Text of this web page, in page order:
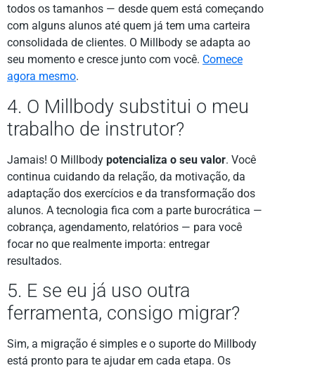
todos os tamanhos — desde quem está começando
com alguns alunos até quem já tem uma carteira
consolidada de clientes. O Millbody se adapta ao
seu momento e cresce junto com você. Comece
agora mesmo.
4. O Millbody substitui o meu
trabalho de instrutor?
Jamais! O Millbody potencializa o seu valor. Você
continua cuidando da relação, da motivação, da
adaptação dos exercícios e da transformação dos
alunos. A tecnologia fica com a parte burocrática —
cobrança, agendamento, relatórios — para você
focar no que realmente importa: entregar
resultados.
5. E se eu já uso outra
ferramenta, consigo migrar?
Sim, a migração é simples e o suporte do Millbody
está pronto para te ajudar em cada etapa. Os